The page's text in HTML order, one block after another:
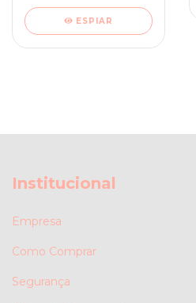
ESPIAR
Institucional
Empresa
Como Comprar
Segurança